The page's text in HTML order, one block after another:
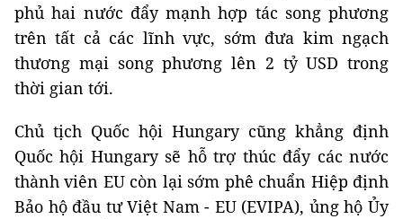
phủ hai nước đẩy mạnh hợp tác song phương
trên tất cả các lĩnh vực, sớm đưa kim ngạch
thương mại song phương lên 2 tỷ USD trong
thời gian tới.
Chủ tịch Quốc hội Hungary cũng khẳng định
Quốc hội Hungary sẽ hỗ trợ thúc đẩy các nước
thành viên EU còn lại sớm phê chuẩn Hiệp định
Bảo hộ đầu tư Việt Nam - EU (EVIPA), ủng hộ Ủy